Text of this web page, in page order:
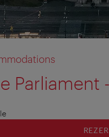
Parliament
anzeigen
ausblenden